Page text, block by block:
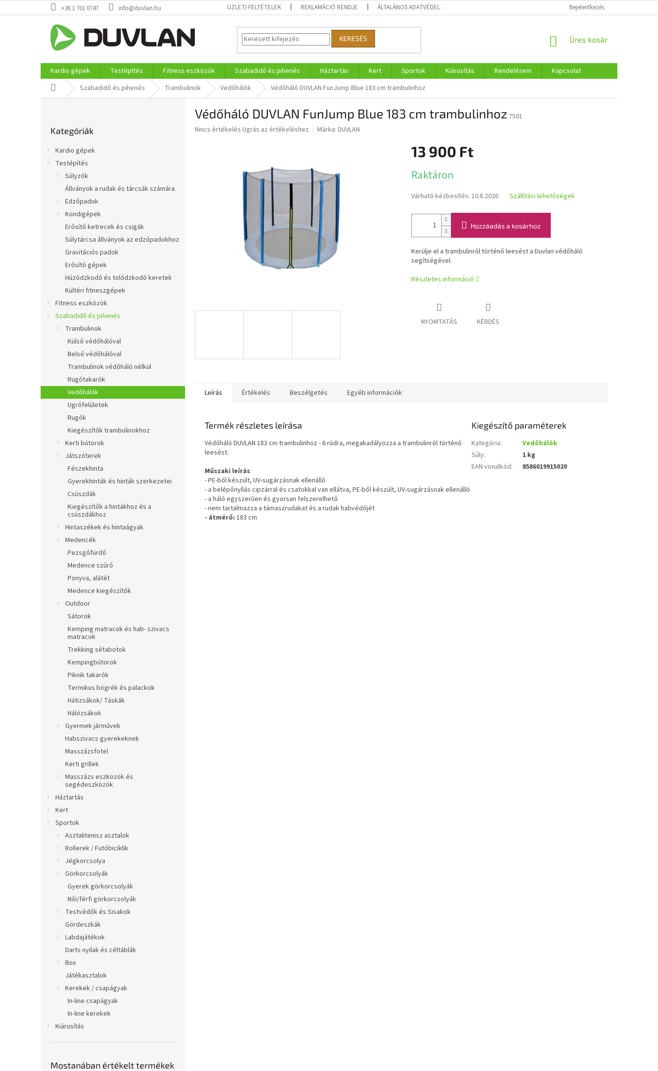
a
+36 1 701 0747 info@duvlan.hu ÜZLETI FELTÉTELEK REKLAMÁCIÓ RENDJE ÁLTALÁNOS ADATVÉDELMI SZABÁLYOZÁS Bejelentkezés
KERESÉS KOSÁR
Üres kosár
Kardio gépek Testépítés Fitness eszközök Szabadidő és pihenés Háztartás Kert Sportok Kiárusítás Rendelésem
Kapcsolat
KezdőlapSzabadidő és pihenés Trambulinok Vedőhálók Védőháló DUVLAN FunJump Blue 183 cm trambulinhoz
átugrása
Kategóriák
Kardio gépek
Testépítés
Súlyzók
Állványok a rudak és tárcsák számára
Edzőpadok
Kondigépek
Erősítő ketrecek és csigák
Súlytárcsa állványok az edzőpadokhoz
Gravitációs padok
Erősítő gépek
Húzódzkodó és tolódzkodó keretek
Kültéri fitneszgépek
Fitness eszközök
Szabadidő és pihenés
Trambulinok
Külső védőhálóval
Belső védőhálóval
Trambulinok védőháló nélkül
Rugótakarók
Vedőhálók
Ugrófelületek
Rugók
Kiegészítők trambulinokhoz
Kerti bútorok
Játszóterek
Fészekhinta
Gyerekhinták és hinták szerkezetei
Csúszdák
Kiegészítők a hintákhoz és a
csúszdákhoz
Hintaszékek és hintaágyak
Medencék
Pezsgőfürdő
Medence szűrő
Ponyva, alátét
Medence kiegészítők
Outdoor
Sátorok
Kemping matracok és hab- szivacs
matracok
Trekking sétabotok
Kempingbútorok
Piknik takarók
Termikus bögrék és palackok
Hátizsákok/ Táskák
Hálózsákok
Gyermek járművek
Habszivacs gyerekeknek
Masszázsfotel
Kerti grillek
Masszázs eszközök és
segédeszközök
Háztartás
Kert
Sportok
Asztalitenisz asztalok
Rollerek / Futóbiciklik
Jégkorcsolya
Görkorcsolyák
Gyerek görkorcsolyák
Női/férfi görkorcsolyák
Testvédők és Sisakok
Gördeszkák
Labdajátékok
Darts nyilak és céltáblák
Box
Játékasztalok
Kerekek / csapágyak
In-line csapágyak
In-line kerekek
Kiárusítás
Mostanában értékelt termékek
Védőháló DUVLAN FunJump Blue 183 cm trambulinhoz 7501
A
Nincs értékelés Ugrás az értékeléshez Márka: DUVLAN
13 900 Ft
Raktáron
Várható kézbesítés: 10.8.2026 Szállítási lehetőségek
Hozzáadás a kosárhoz
Kerülje el a trambulinról történő leesést a Duvlan védőháló
segítségével.
Részletes információ
NYOMTATÁS KÉRDÉS
Leírás Értékelés Beszélgetés Egyéb információk
Termék részletes leírása
Védőháló DUVLAN 183 cm trambulinhoz - 6 rúdra, megakadályozza a trambulinról történő
leesést.
Műszaki leírás:
- PE-ből készült, UV-sugárzásnak ellenálló
- a belépőnyílás cipzárral és csatokkal van ellátva, PE-ből készült, UV-sugárzásnak ellenálló
- a háló egyszerűen és gyorsan felszerelhető
- nem tartalmazza a támaszrudakat és a rudak habvédőjét
- átmérő: 183 cm
Kiegészítő paraméterek
Kategória:
Vedőhálók
Súly:
1 kg
EAN vonalkód: 8586019915020